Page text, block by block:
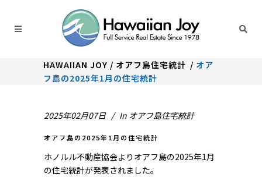
HAWAIIAN JOY / オアフ島住宅統計 / オア
フ島の2025年1月の住宅統計
2025年02月07日 In オアフ島住宅統計
オアフ島の2025年1月の住宅統計
ホノルル不動産協会よりオアフ島の2025年1月
の住宅統計が発表されました。